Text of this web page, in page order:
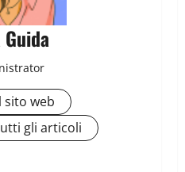
sito web
gli articoli